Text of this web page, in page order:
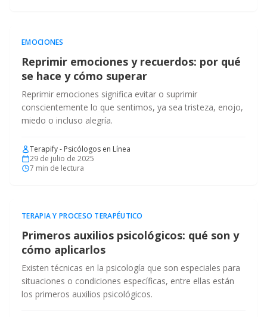
EMOCIONES
Reprimir emociones y recuerdos: por qué
se hace y cómo superar
Reprimir emociones significa evitar o suprimir
conscientemente lo que sentimos, ya sea tristeza, enojo,
miedo o incluso alegría.
Terapify - Psicólogos en Línea
29 de julio de 2025
7 min de lectura
TERAPIA Y PROCESO TERAPÉUTICO
Primeros auxilios psicológicos: qué son y
cómo aplicarlos
Existen técnicas en la psicología que son especiales para
situaciones o condiciones específicas, entre ellas están
los primeros auxilios psicológicos.